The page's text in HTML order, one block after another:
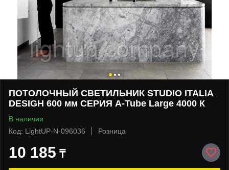
ПОТОЛОЧНЫЙ СВЕТИЛЬНИК STUDIO ITALIA
DESIGH 600 мм СЕРИЯ A-Tube Large 4000 К
В наличии
Код: LightUP-N-096036
Розница
10 185 ₸